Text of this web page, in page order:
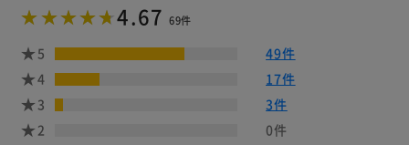
4.67 69件
5
49件
4
17件
3
3件
2
0件